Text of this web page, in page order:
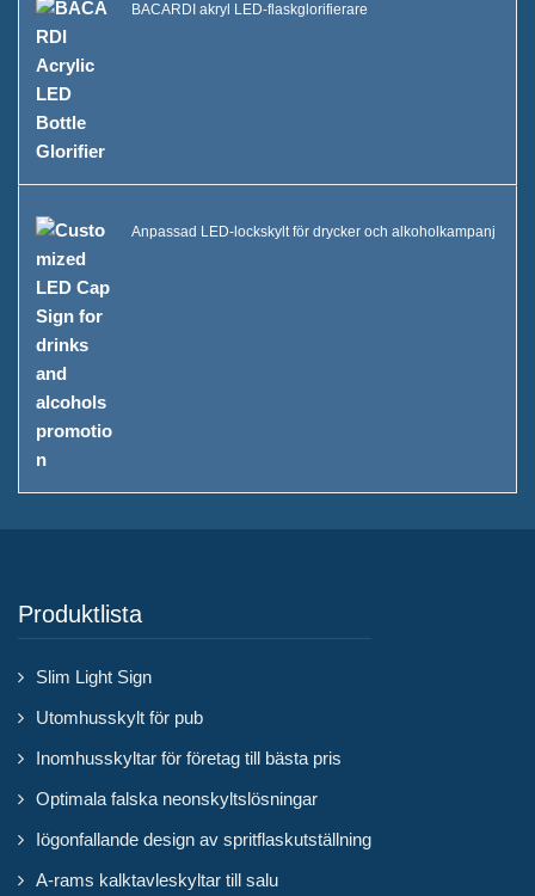
BACARDI akryl LED-flaskglorifierare
Anpassad LED-lockskylt för drycker och alkoholkampanj
Produktlista
Slim Light Sign
Utomhusskylt för pub
Inomhusskyltar för företag till bästa pris
Optimala falska neonskyltslösningar
Iögonfallande design av spritflaskutställning
A-rams kalktavleskyltar till salu